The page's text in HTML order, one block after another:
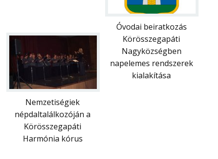
Óvodai beiratkozás
Nemzetiségiek
népdaltalálkozóján a
Körösszegapáti
Harmónia kórus
Körösszegapáti
Nagyközségben
napelemes rendszerek
kialakítása